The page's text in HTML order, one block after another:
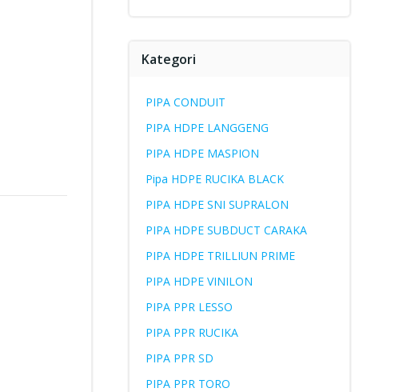
Kategori
PIPA CONDUIT
PIPA HDPE LANGGENG
PIPA HDPE MASPION
Pipa HDPE RUCIKA BLACK
PIPA HDPE SNI SUPRALON
PIPA HDPE SUBDUCT CARAKA
PIPA HDPE TRILLIUN PRIME
PIPA HDPE VINILON
PIPA PPR LESSO
PIPA PPR RUCIKA
PIPA PPR SD
PIPA PPR TORO